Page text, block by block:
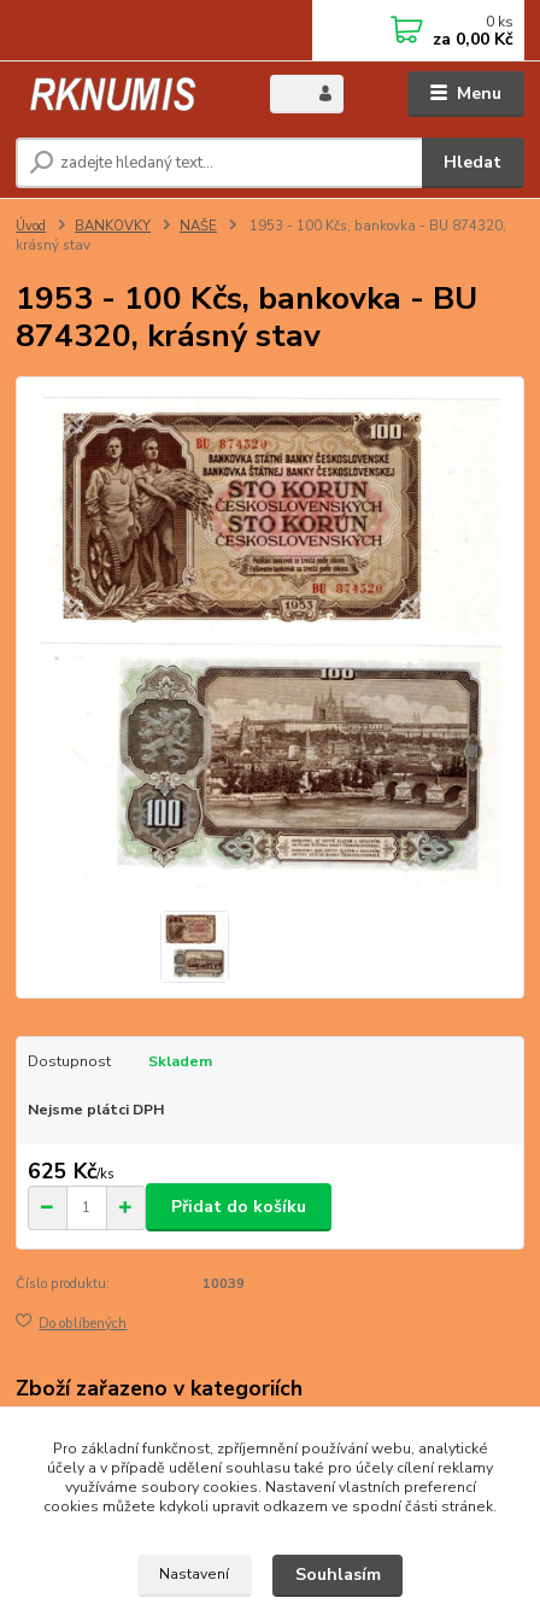
Menu
Hledat
0 ks
za 0,00 Kč
Úvod BANKOVKY NAŠE
1953 - 100 Kčs, bankovka - BU 874320,
krásný stav
1953 - 100 Kčs, bankovka - BU
874320, krásný stav
Dostupnost Skladem
Nejsme plátci DPH
625 Kč/ks
Přidat do košíku
Číslo produktu: 10039
Do oblíbených
Zboží zařazeno v kategoriích
NAŠE
Pro základní funkčnost, zpříjemnění používání webu, analytické
účely a v případě udělení souhlasu také pro účely cílení reklamy
využíváme soubory cookies. Nastavení vlastních preferencí
cookies můžete kdykoli upravit odkazem ve spodní části stránek.
Nastavení Souhlasím